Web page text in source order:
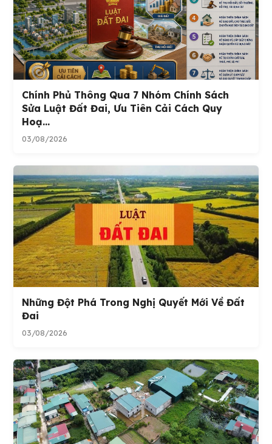
Chính Phủ Thông Qua 7 Nhóm Chính Sách
Sửa Luật Đất Đai, Ưu Tiên Cải Cách Quy
Hoạ...
03/08/2026
Những Đột Phá Trong Nghị Quyết Mới Về Đất
Đai
03/08/2026